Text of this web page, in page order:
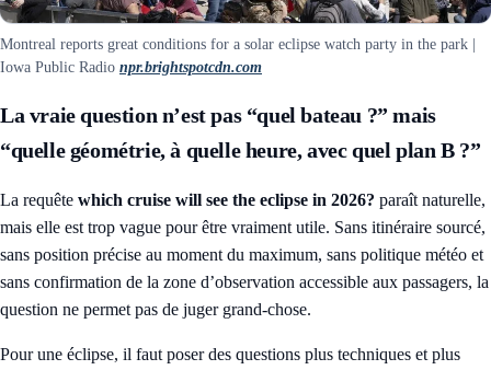
Montreal reports great conditions for a solar eclipse watch party in the park |
Iowa Public Radio npr.brightspotcdn.com
La vraie question n’est pas “quel bateau ?” mais
“quelle géométrie, à quelle heure, avec quel plan B ?”
La requête which cruise will see the eclipse in 2026? paraît naturelle,
mais elle est trop vague pour être vraiment utile. Sans itinéraire sourcé,
sans position précise au moment du maximum, sans politique météo et
sans confirmation de la zone d’observation accessible aux passagers, la
question ne permet pas de juger grand-chose.
Pour une éclipse, il faut poser des questions plus techniques et plus